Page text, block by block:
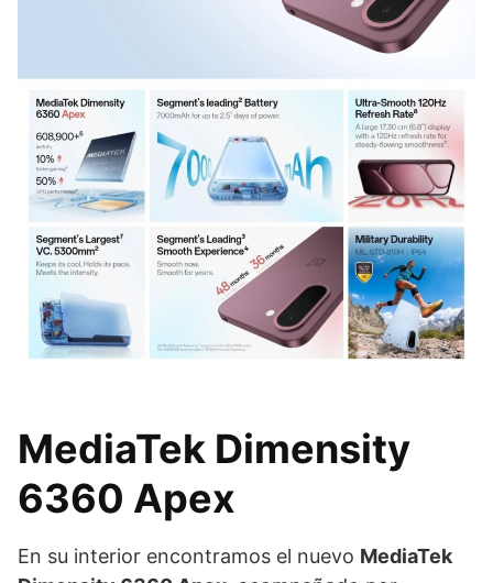
MediaTek Dimensity
6360 Apex
En su interior encontramos el nuevo MediaTek